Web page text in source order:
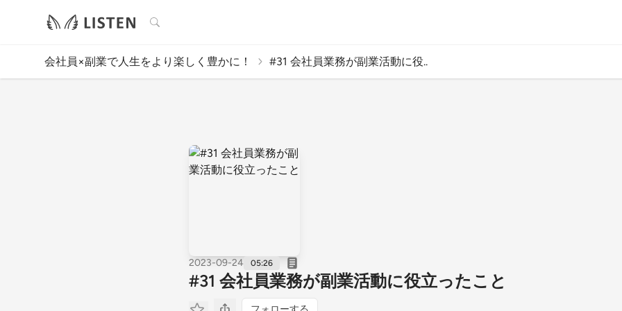
検索
会社員×副業で人生をより楽しく豊かに！ #31 会社員業務が副業活動に役..
2023-09-24 05:26
#31 会社員業務が副業活動に役立ったこと